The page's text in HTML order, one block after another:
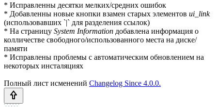
* Исправленны десятки мелких/средних ошибок
* Добавленны новые кнопки взамен старых элементов ui_link
(использовавших `|` для разделения ссылок)
* На страницу System Information добавлена информация о
колличестве свободного/использованного места на диске/
памяти
* Исправлены проблемы с автоматическим обновлением на
некоторых инсталяциях
Полный лист исменений Changelog Since 4.0.0.